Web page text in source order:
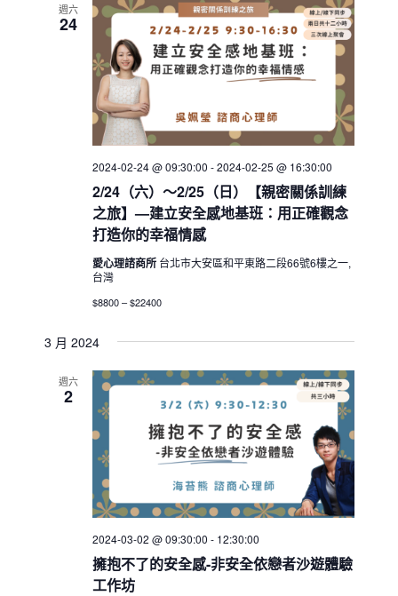
週六
24
2/24（六）～2/25（日）【親密關係訓練
之旅】—建立安全感地基班：用正確觀念
打造你的幸福情感
2024-02-24 @ 09:30:00 -2024-02-25 @ 16:30:00
愛心理諮商所 台北市大安區和平東路二段66號6樓之一,
台灣
$8800 – $22400
3 月 2024
週六
2
擁抱不了的安全感-非安全依戀者沙遊體驗
工作坊
2024-03-02 @ 09:30:00 - 12:30:00